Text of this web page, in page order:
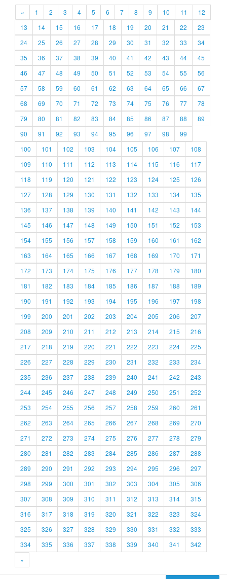
« 1 2 3 4 5 6 7 8 9 10 11
12
13
14 15 16 17 18 19 20 21 22
23
24
25 26 27 28 29 30 31 32 33
34
35
36 37 38 39 40 41 42 43 44
45
46
47 48 49 50 51 52 53 54 55
56
57
58 59 60 61 62 63 64 65 66
67
68
69 70 71 72 73 74 75 76 77
78
79
80 81 82 83 84 85 86 87 88
89
90
91 92 93 94 95 96 97 98
99
100
101 102 103 104 105 106 107
108
109
110 111 112 113 114 115 116
117
118
119 120 121 122 123 124 125
126
127
128 129 130 131 132 133 134
135
136
137 138 139 140 141 142 143
144
145
146 147 148 149 150 151 152
153
154
155 156 157 158 159 160 161
162
163
164 165 166 167 168 169 170
171
172
173 174 175 176 177 178 179
180
181
182 183 184 185 186 187 188
189
190
191 192 193 194 195 196 197
198
199
200 201 202 203 204 205 206
207
208
209 210 211 212 213 214 215
216
217
218 219 220 221 222 223 224
225
226
227 228 229 230 231 232 233
234
235
236 237 238 239 240 241 242
243
244
245 246 247 248 249 250 251
252
253
254 255 256 257 258 259 260
261
262
263 264 265 266 267 268 269
270
271
272 273 274 275 276 277 278
279
280
281 282 283 284 285 286 287
288
289
290 291 292 293 294 295 296
297
298
299 300 301 302 303 304 305
306
307
308 309 310 311 312 313 314
315
316
317 318 319 320 321 322 323
324
325
326 327 328 329 330 331 332
333
334
335 336 337 338 339 340 341
342
»